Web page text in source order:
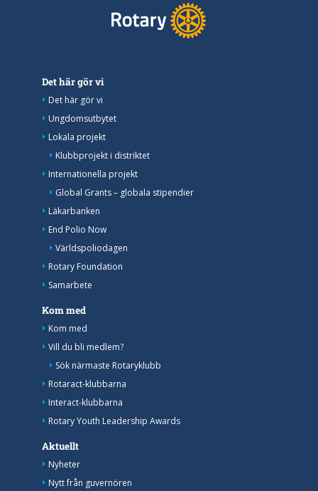
Det här gör vi
Det här gör vi
Ungdomsutbytet
Lokala projekt
Klubbprojekt i distriktet
Internationella projekt
Global Grants – globala stipendier
Läkarbanken
End Polio Now
Världspoliodagen
Rotary Foundation
Samarbete
Kom med
Kom med
Vill du bli medlem?
Sök närmaste Rotaryklubb
Rotaract-klubbarna
Interact-klubbarna
Rotary Youth Leadership Awards
Aktuellt
Nyheter
Nytt från guvernören